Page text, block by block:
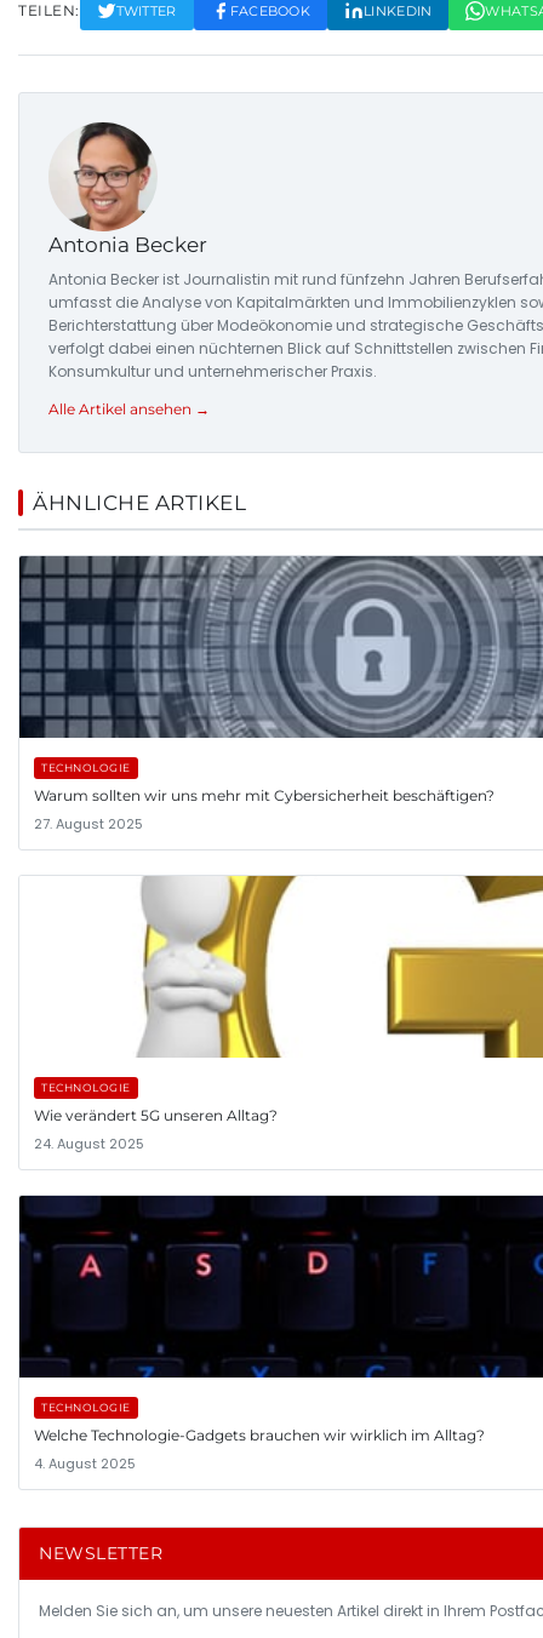
TEILEN: TWITTER FACEBOOK LINKEDIN
Antonia Becker
Antonia Becker ist Journalistin mit rund fünfzehn Jahren
umfasst die Analyse von Kapitalmärkten und Immobilienzyklen
Berichterstattung über Modeökonomie und strategische
verfolgt dabei einen nüchternen Blick auf Schnittstellen zwischen
Konsumkultur und unternehmerischer Praxis.
Alle Artikel ansehen →
ÄHNLICHE ARTIKEL
TECHNOLOGIE
Warum sollten wir uns mehr mit Cybersicherheit beschäftigen?
27. August 2025
TECHNOLOGIE
Wie verändert 5G unseren Alltag?
24. August 2025
TECHNOLOGIE
Welche Technologie-Gadgets brauchen wir wirklich im Alltag?
4. August 2025
NEWSLETTER
Melden Sie sich an, um unsere neuesten Artikel direkt in Ihrem